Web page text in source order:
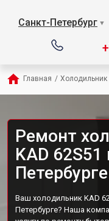
Санкт-Петербург ▼
Главная / Холодильник
Ремонт
KAD 62S51
Петербурге
Ваш холодильник KAD
Петербурге? Наша